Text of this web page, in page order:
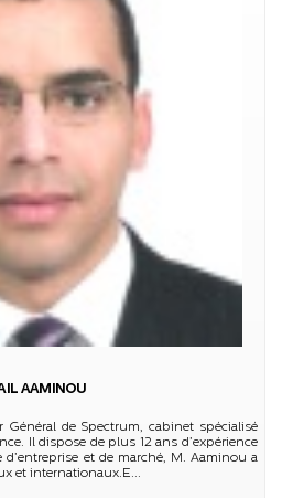
AAMINOU
Général de Spectrum, cabinet spécialisé
Il dispose de plus 12 ans d’expérience
et de marché, M. Aaminou a
et internationaux.E...